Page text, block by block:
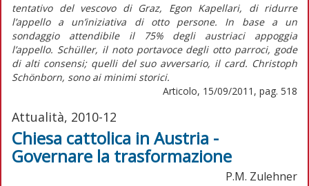
tentativo del vescovo di Graz, Egon Kapellari, di ridurre
l’appello a un’iniziativa di otto persone. In base a un
sondaggio attendibile il 75% degli austriaci appoggia
l’appello. Schüller, il noto portavoce degli otto parroci, gode
di alti consensi; quelli del suo avversario, il card. Christoph
Schönborn, sono ai minimi storici.
Articolo, 15/09/2011, pag. 518
Attualità, 2010-12
Chiesa cattolica in Austria -
Governare la trasformazione
P.M. Zulehner